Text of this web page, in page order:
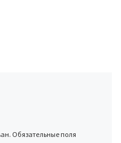
Обязательные поля